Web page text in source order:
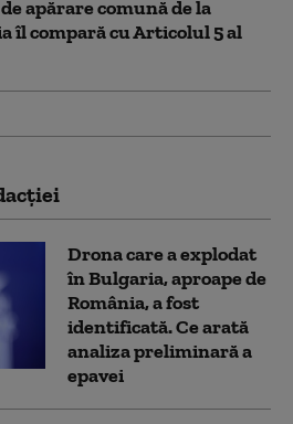
apărare comună de la
îl compară cu Articolul 5 al
Drona care a explodat
în Bulgaria, aproape de
România, a fost
identificată. Ce arată
analiza preliminară a
epavei